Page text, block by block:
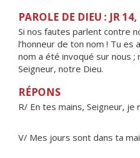
PAROLE DE DIEU : JR
Si nos fautes parlent contre
l’honneur de ton nom ! Tu es
nom a été invoqué sur nous ;
Seigneur, notre Dieu.
RÉPONS
R/ En tes mains, Seigneur,
V/ Mes jours sont dans ta